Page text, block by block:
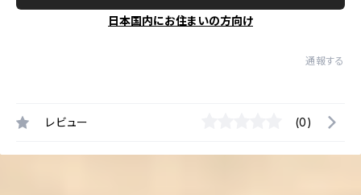
日本国内にお住まいの方向け
通報する
レビュー (0)